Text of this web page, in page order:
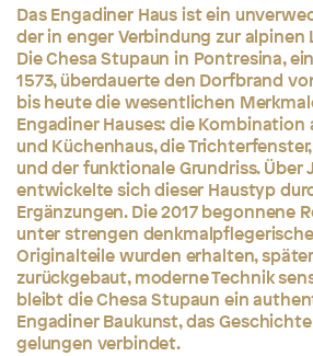
Das Engadiner Haus ist ein
der in enger Verbindung zur
Die Chesa Stupaun in Pontresina,
1573, überdauerte den Dorfbrand
bis heute die wesentlichen
Engadiner Hauses: die Kombination
und Küchenhaus, die
und der funktionale Grundriss. Über
entwickelte sich dieser Haustyp
Ergänzungen. Die 2017 begonnene
unter strengen
Originalteile wurden erhalten,
zurückgebaut, moderne Technik
bleibt die Chesa Stupaun ein
Engadiner Baukunst, das
gelungen verbindet.